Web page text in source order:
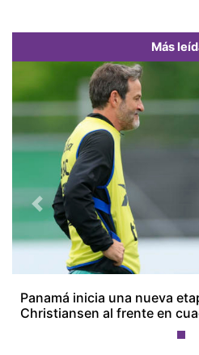
Más
Panamá inicia una nueva
Christiansen al frente en
Previous